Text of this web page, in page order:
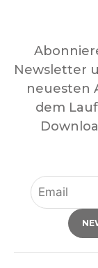
Newsletter
neuesten
dem